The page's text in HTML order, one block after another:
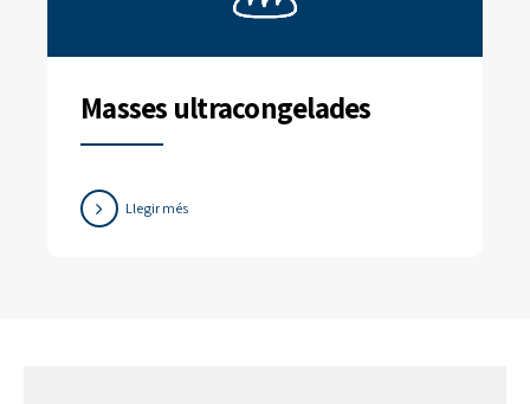
Masses ultracongelades
Llegir més